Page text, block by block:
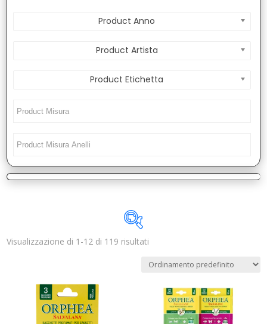
Product Anno
Product Artista
Product Etichetta
Categorie prodotto
Visualizzazione di 1-12 di 119 risultati